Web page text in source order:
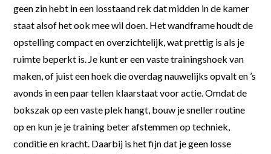
geen zin hebt in een losstaand rek dat midden in de kamer
staat alsof het ook mee wil doen. Het wandframe houdt de
opstelling compact en overzichtelijk, wat prettig is als je
ruimte beperkt is. Je kunt er een vaste trainingshoek van
maken, of juist een hoek die overdag nauwelijks opvalt en ’s
avonds in een paar tellen klaarstaat voor actie. Omdat de
bokszak op een vaste plek hangt, bouw je sneller routine
op en kun je je training beter afstemmen op techniek,
conditie en kracht. Daarbij is het fijn dat je geen losse